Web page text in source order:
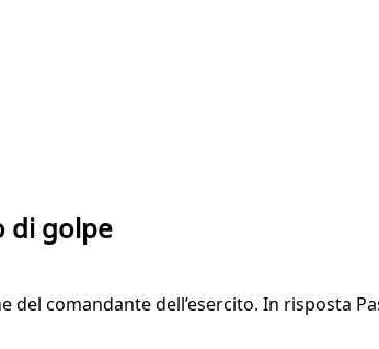
di golpe
comandante dell’esercito. In risposta